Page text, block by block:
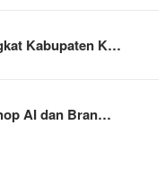
Kabupaten K…
AI dan Bran…